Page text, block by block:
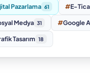
Pazarlama 61 #E-
Medya 31 #Google
Tasarım 18